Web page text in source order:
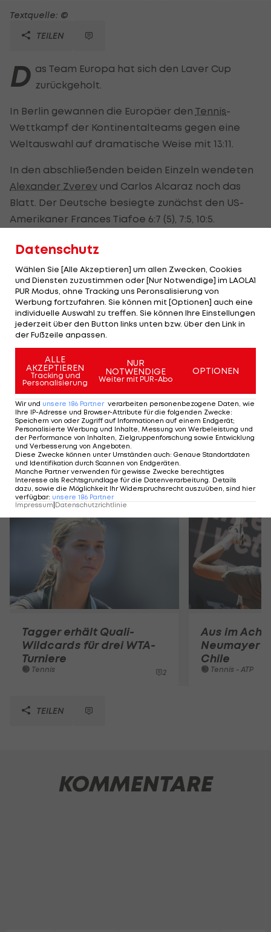
Textquelle: ©
TEILEN
D as Team Europa hat sich den Laver Cup
zurückgeholt.
In Berlin gewannen die Europäer den Tennis-
Wettkampf der Kontinentalteams gegen eine
Weltauswahl auf dramatische Weise mit 13:11.
In den abschließenden beiden Einzeln wendeten
Alexander Zverev und Carlos Alcaraz noch das
Blatt. Der Deutsche besiegte zunächst den US-
Amerikaner Frances Tiafoe 6:7 (5), 7:5, 10:5.
Wimbledon-Sieger Taylor Fritz (USA) mit 6:2, 7:5.
Europa holte in der siebenten Ausgabe des unter
anderen vonRoger Federerinitiierten
Wettbewerbs zum fünften Mal den Sieg - erstmals
seit 2021. Im kommenden Jahr findet der Laver
Cup in San Francisco statt.
"Wird uns umbringen" -
Turnierkalender
Tennis - ATP
Mehr zum Thema
Tagger erhält Quali-
Wildcards für drei WTA-
Turniere
Tennis 2
Aus im
Neumayer
Chile
Tennis - ATP
TEILEN
KOMMENTARE
Datenschutz
Wählen Sie [Alle Akzeptieren] um allen Zwecken, Cookies
und Diensten zuzustimmen oder [Nur Notwendige] im LAOLA1
PUR Modus, ohne Tracking uns Peronsalisierung von
Werbung fortzufahren. Sie können mit [Optionen] auch eine
individuelle Auswahl zu treffen. Sie können Ihre Einstellungen
jederzeit über den Button links unten bzw. über den Link in
der Fußzeile anpassen.
ALLE
AKZEPTIEREN
Tracking und
Personalisierung
NUR
NOTWENDIGE
Weiter mit PUR-Abo
OPTIONEN
Wir und unsere 186 Partner verarbeiten personenbezogene Daten, wie
Ihre IP-Adresse und Browser-Attribute für die folgenden Zwecke:
Speichern von oder Zugriff auf Informationen auf einem Endgerät;
Personalisierte Werbung und Inhalte, Messung von Werbeleistung und
der Performance von Inhalten, Zielgruppenforschung sowie Entwicklung
und Verbesserung von Angeboten.
Diese Zwecke können unter Umständen auch: Genaue Standortdaten
und Identifikation durch Scannen von Endgeräten.
Manche Partner verwenden für gewisse Zwecke berechtigtes
Interesse als Rechtsgrundlage für die Datenverarbeitung. Details
dazu, sowie die Möglichkeit Ihr Widerspruchsrecht auszuüben, sind hier
verfügbar: unsere 186 Partner
Impressum Datenschutzrichtlinie